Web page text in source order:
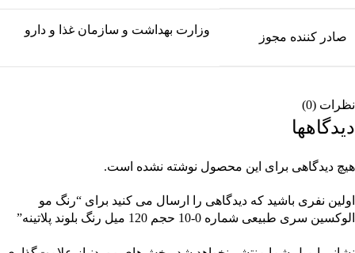
صادر کننده مجوز
وزارت بهداشت و سازمان غذا و دارو
نظرات (0)
دیدگاهها
هیچ دیدگاهی برای این محصول نوشته نشده است.
اولین نفری باشید که دیدگاهی را ارسال می کنید برای “رنگ مو
الوکسین سری طبیعی شماره 0-10 حجم 120 میل رنگ بلوند پلاتینه”